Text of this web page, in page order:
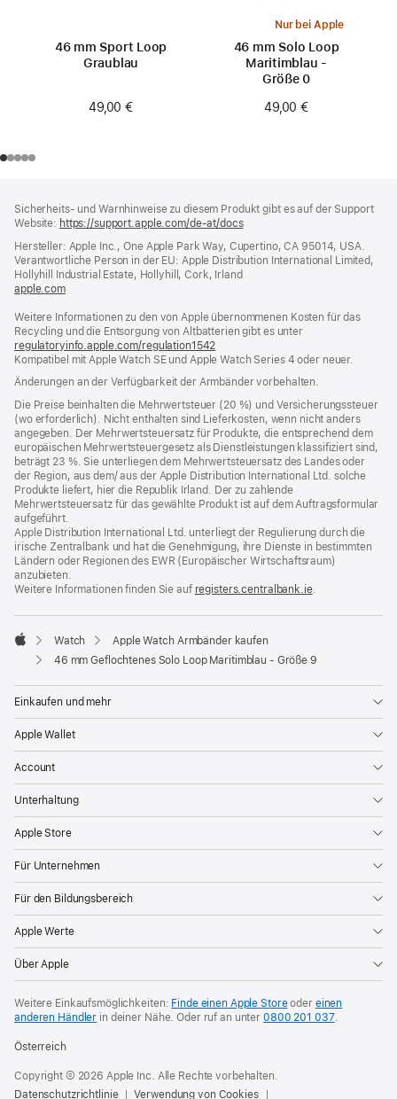
46 mm Sport Loop
Graublau
49,00 €
Nur bei Apple
46 mm Solo Loop
Maritimblau -
Größe 0
49,00 €
Sicherheits- und Warnhinweise zu diesem Produkt gibt es auf der Support
Website: https://support.apple.com/de-at/docs(öffnet
neues
Fenster)
Hersteller: Apple Inc., One Apple Park Way, Cupertino, CA 95014, USA.
Verantwortliche Person in der EU: Apple Distribution International Limited,
Hollyhill Industrial Estate, Hollyhill, Cork, Irland
apple.com(öffnet
neues
Fenster)
Weitere Informationen zu den von Apple übernommenen Kosten für das
Recycling und die Entsorgung von Altbatterien gibt es unter
regulatoryinfo.apple.com/regulation1542
ein
neues
Fenster)
Kompatibel mit Apple Watch SE und Apple Watch Series 4 oder neuer.
Änderungen an der Verfügbarkeit der Armbänder vorbehalten.
Die Preise beinhalten die Mehrwertsteuer (20 %) und Versicherungssteuer
(wo erforderlich). Nicht enthalten sind Lieferkosten, wenn nicht anders
angegeben. Der Mehrwertsteuersatz für Produkte, die entsprechend dem
europäischen Mehrwertsteuergesetz als Dienstleistungen klassifiziert sind,
beträgt 23 %. Sie unterliegen dem Mehrwertsteuersatz des Landes oder
der Region, aus dem/ aus der Apple Distribution International Ltd. solche
Produkte liefert, hier die Republik Irland. Der zu zahlende
Mehrwertsteuersatz für das gewählte Produkt ist auf dem Auftragsformular
aufgeführt.
Apple Distribution International Ltd. unterliegt der Regulierung durch die
irische Zentralbank und hat die Genehmigung, ihre Dienste in bestimmten
Ländern oder Regionen des EWR (Europäischer Wirtschaftsraum)
anzubieten.
Weitere Informationen finden Sie auf registers.centralbank.ie(Öffnet
neues
.
Apple
Watch
Apple Watch Armbänder kaufen
46 mm Geflochtenes Solo Loop Maritimblau - Größe 9
Einkaufen und mehr
Apple Wallet
Account
Unterhaltung
Apple Store
Für Unternehmen
Für den Bildungsbereich
Apple Werte
Über Apple
Weitere Einkaufsmöglichkeiten: Finde einen Apple Storeoder einen
anderen Händler in deiner Nähe. Oder ruf an unter0800 201 037.
Österreich
Copyright © 2026 Apple Inc. Alle Rechte vorbehalten.
Datenschutzrichtlinie
Verwendung von Cookies